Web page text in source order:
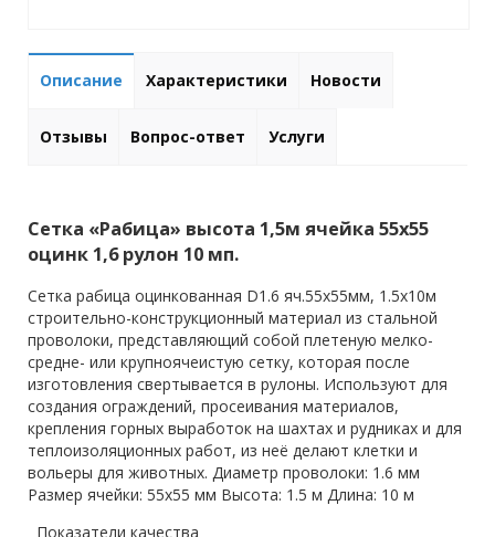
Описание Характеристики Новости
Отзывы Вопрос-ответ Услуги
Сетка «Рабица» высота 1,5м ячейка 55х55
оцинк 1,6 рулон 10 мп.
Сетка рабица оцинкованная D1.6 яч.55x55мм, 1.5x10м
строительно-конструкционный материал из стальной
проволоки, представляющий собой плетеную мелко-
средне- или крупноячеистую сетку, которая после
изготовления свертывается в рулоны. Используют для
создания ограждений, просеивания материалов,
крепления горных выработок на шахтах и рудниках и для
теплоизоляционных работ, из неё делают клетки и
вольеры для животных. Диаметр проволоки: 1.6 мм
Размер ячейки: 55x55 мм Высота: 1.5 м Длина: 10 м
Показатели качества